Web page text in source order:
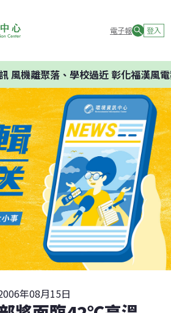
電子報 登入
風機離聚落、學校過近 彰化福漢風電
年08月15日